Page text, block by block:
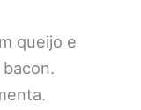
queijo e